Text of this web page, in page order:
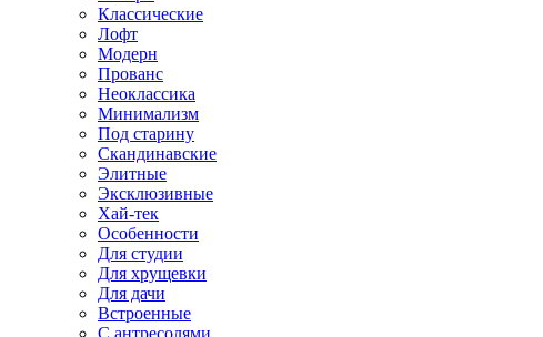
Классические
Лофт
Модерн
Прованс
Неоклассика
Минимализм
Под старину
Скандинавские
Элитные
Эксклюзивные
Хай-тек
Особенности
Для студии
Для хрущевки
Для дачи
Встроенные
С антресолями